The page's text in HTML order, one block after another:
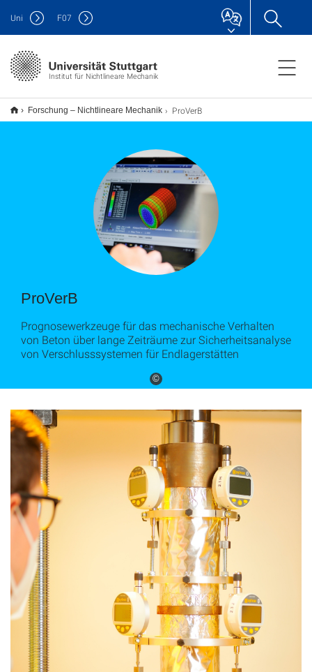
Institut für Nichtlineare Mechanik
Uni F07
Forschung – Nichtlineare Mechanik ProVerB
©
ProVerB
Prognosewerkzeuge für das mechanische Verhalten
von Beton über lange Zeiträume zur Sicherheitsanalyse
von Verschlusssystemen für Endlagerstätten